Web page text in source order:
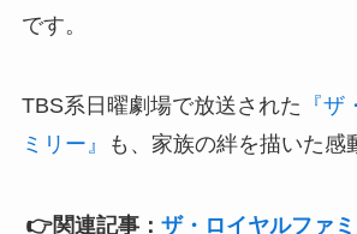
です。
TBS系日曜劇場で放送された 『
ミリー』
も、家族の絆を描いた感
👉関連記事： ザ・ロイヤルファ